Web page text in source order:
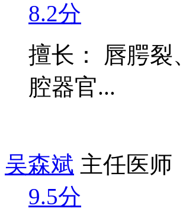
8.2分
擅长： 唇腭裂
腔器官...
吴森斌 主任医师
9.5分